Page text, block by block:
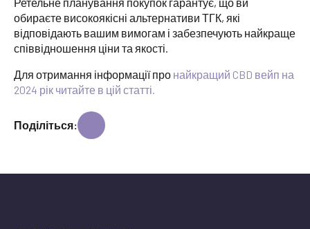
обираєте високоякісні альтернативи ТГК, які
відповідають вашим вимогам і забезпечують найкраще
співвідношення ціни та якості.
Для отримання інформації про найкращий CBD вейп на
2024 рік читайте в цій статті.
Поділіться: